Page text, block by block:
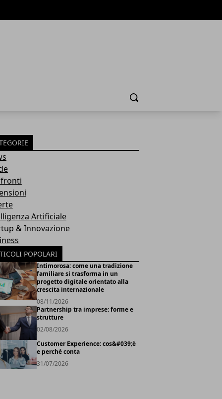
Cerca
Artificiale
& Innovazione
POPOLARI
Intimorosa: come una tradizione
familiare si trasforma in un
progetto digitale orientato alla
crescita internazionale
08/11/2026
Partnership tra imprese: forme e
strutture
02/08/2026
Customer Experience: cos&#039;è
e perché conta
31/07/2026